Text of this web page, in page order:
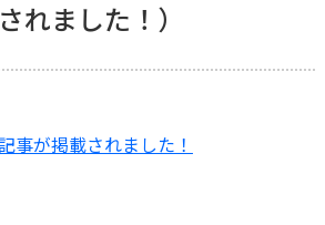
れました！）
事が掲載されました！